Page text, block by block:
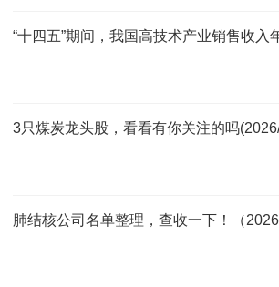
“十四五”期间，我国高技术产业销售收入
3只煤炭龙头股，看看有你关注的吗
肺结核公司名单整理，查收一下！（